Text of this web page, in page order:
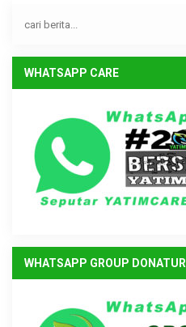
WHATSAPP CARE
WHATSAPP GROUP DONATUR